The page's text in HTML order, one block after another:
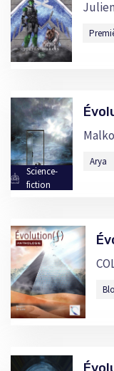
Science-
fiction
Arya